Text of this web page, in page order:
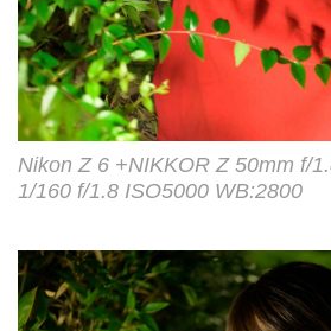
Nikon Z 6 +NIKKOR Z 50mm f/
1/160 f/1.8 ISO5000 WB:2800